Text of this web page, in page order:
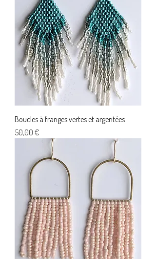
Boucles à franges vertes et argentées
Prix
50,00 €